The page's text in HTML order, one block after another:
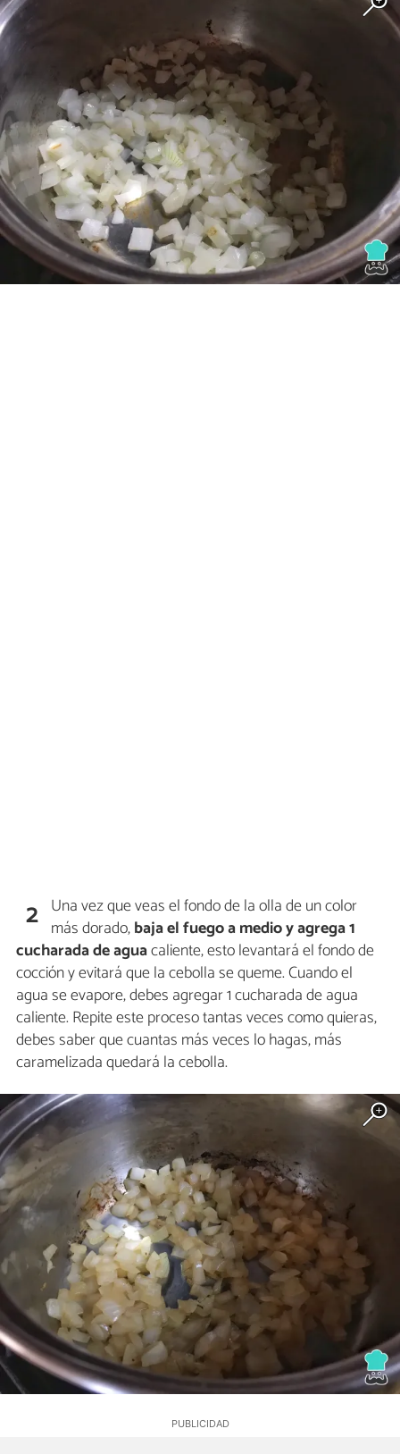
2 Una vez que veas el fondo de la olla de un color
más dorado,baja el fuego a medio y agrega 1
cucharada de aguacaliente, esto levantará el fondo de
cocción y evitará que la cebolla se queme. Cuando el
agua se evapore, debes agregar 1 cucharada de agua
caliente. Repite este proceso tantas veces como quieras,
debes saber que cuantas más veces lo hagas, más
caramelizada quedará la cebolla.